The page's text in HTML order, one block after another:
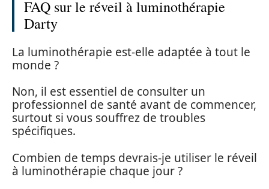
FAQ sur le réveil à luminothérapie
Darty
La luminothérapie est-elle adaptée à tout le
monde ?
Non, il est essentiel de consulter un
professionnel de santé avant de commencer,
surtout si vous souffrez de troubles
spécifiques.
Combien de temps devrais-je utiliser le réveil
à luminothérapie chaque jour ?